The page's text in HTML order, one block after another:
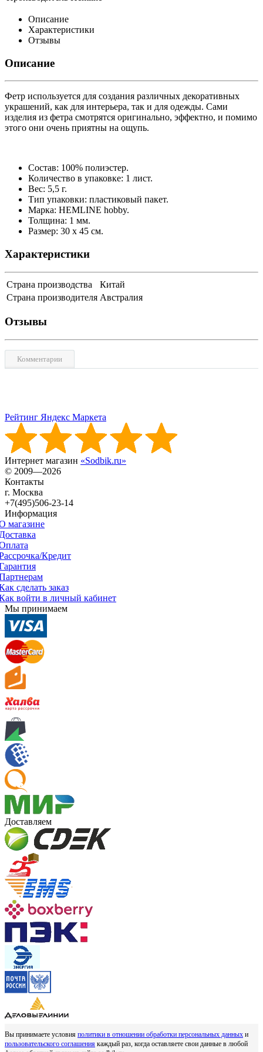
Описание
Характеристики
Отзывы
Описание
Фетр используется для создания различных декоративных
украшений, как для интерьера, так и для одежды. Сами
изделия из фетра смотрятся оригинально, эффектно, и помимо
этого они очень приятны на ощупь.
Состав: 100% полиэстер.
Количество в упаковке: 1 лист.
Вес: 5,5 г.
Тип упаковки: пластиковый пакет.
Марка: HEMLINE hobby.
Толщина: 1 мм.
Размер: 30 х 45 см.
Характеристики
Страна производства
Китай
Страна производителя Австралия
Отзывы
Комментарии
Рейтинг Яндекс Маркета
Интернет магазин «Sodbik.ru»
© 2009—2026
Контакты
г. Москва
+7(495)506-23-14
Информация
магазине
Кредит
сделать заказ
войти в личный кабинет
Мы принимаем
Доставляем
Вы принимаете условия политики в отношении обработки персональных данных и
пользовательского соглашения каждый раз, когда оставляете свои данные в любой